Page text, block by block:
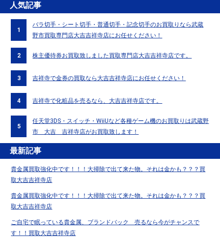
人気記事
1
バラ切手・シート切手・普通切手・記念切手のお買取りなら武蔵
野市買取専門店大吉吉祥寺店にお任せください！
2 株主優待券お買取致しました買取専門店大吉吉祥寺店です。
3 吉祥寺で金券の買取なら大吉吉祥寺店にお任せください！
4 吉祥寺で化粧品を売るなら、大吉吉祥寺店です。
5
任天堂3DS・スイッチ・WiiUなど各種ゲーム機のお買取りは武蔵野
市 大吉 吉祥寺店がお買取致します！
最新記事
貴金属買取強化中です！！！大掃除で出て来た物。それは金かも？？？買
取大吉吉祥寺店
貴金属買取強化中です！！！大掃除で出て来た物。それは金かも？？？買
取大吉吉祥寺店
ご自宅で眠っている貴金属、ブランドバック 売るなら今がチャンスで
す！！買取大吉吉祥寺店